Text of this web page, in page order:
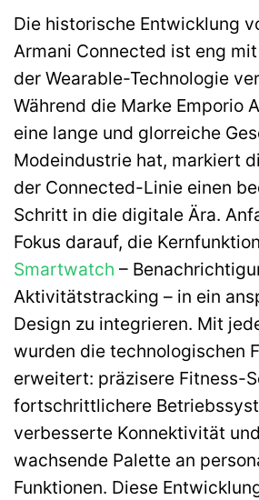
Die historische Entwicklung
Armani Connected ist eng
der Wearable-Technologie
Während die Marke Emporio
eine lange und glorreiche
Modeindustrie hat, markiert
der Connected-Linie einen
Schritt in die digitale Ära.
Fokus darauf, die
Smartwatch –
Aktivitätstracking – in ein
Design zu integrieren. Mit
wurden die technologischen
erweitert: präzisere Fitness-
fortschrittlichere
verbesserte Konnektivität
wachsende Palette an
Funktionen. Diese